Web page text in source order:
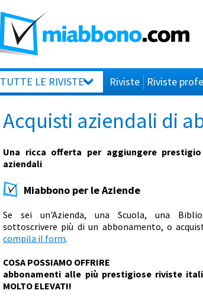
TUTTE LE RIVISTE Riviste Riviste
Acquisti aziendali di
Una ricca offerta per aggiungere
aziendali
Miabbono per le Aziende
Se sei un'Azienda, una Scuola, una
sottoscrivere più di un abbonamento, o
compila il form.
COSA POSSIAMO OFFRIRE
abbonamenti alle più prestigiose riviste
MOLTO ELEVATI!